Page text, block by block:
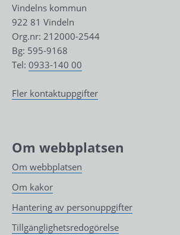
Vindelns kommun
922 81 Vindeln
Org.nr: 212000-2544
Bg: 595-9168
Tel: 0933-140 00
Fler kontaktuppgifter
Om webbplatsen
Om webbplatsen
Om kakor
Hantering av personuppgifter
Tillgänglighetsredogörelse